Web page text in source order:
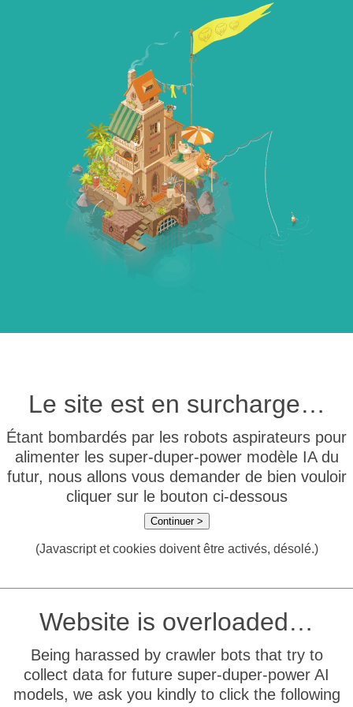
Le site est en surcharge…
Étant bombardés par les robots aspirateurs pour
alimenter les super-duper-power modèle IA du
futur, nous allons vous demander de bien vouloir
cliquer sur le bouton ci-dessous
Continuer >
(Javascript et cookies doivent être activés, désolé.)
Website is overloaded…
Being harassed by crawler bots that try to
collect data for future super-duper-power AI
models, we ask you kindly to click the following